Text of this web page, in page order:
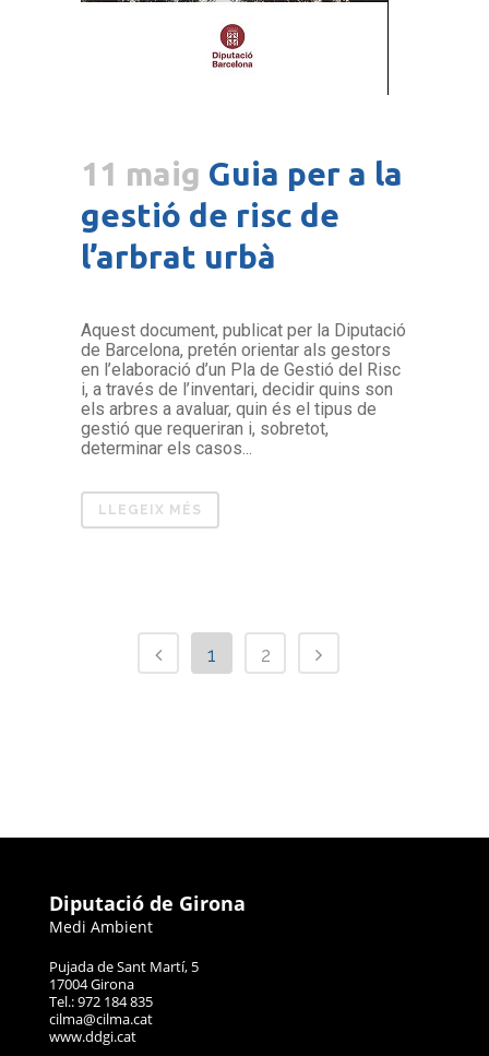
11 maig Guia per a la
gestió de risc de
l’arbrat urbà
Aquest document, publicat per la Diputació
de Barcelona, pretén orientar als gestors
en l’elaboració d’un Pla de Gestió del Risc
i, a través de l’inventari, decidir quins son
els arbres a avaluar, quin és el tipus de
gestió que requeriran i, sobretot,
determinar els casos...
LLEGEIX MÉS
1 2
Diputació de Girona
Medi Ambient
Pujada de Sant Martí, 5
17004 Girona
Tel.: 972 184 835
cilma@cilma.cat
www.ddgi.cat